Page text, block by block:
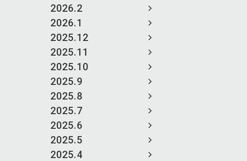
2026.2
2026.1
2025.12
2025.11
2025.10
2025.9
2025.8
2025.7
2025.6
2025.5
2025.4